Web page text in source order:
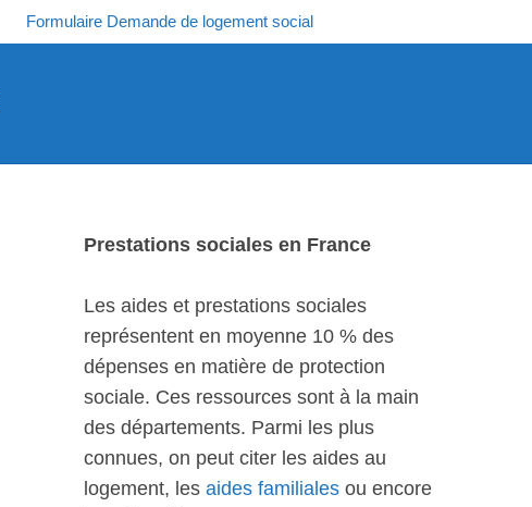
Formulaire Demande de logement social
Prestations sociales en France
Les aides et prestations sociales
représentent en moyenne 10 % des
dépenses en matière de protection
sociale. Ces ressources sont à la main
des départements. Parmi les plus
connues, on peut citer les aides au
logement, les aides familiales ou encore